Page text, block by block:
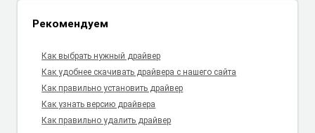
Рекомендуем
Как выбрать нужный драйвер
Как удобнее скачивать драйвера с нашего сайта
Как правильно установить драйвер
Как узнать версию драйвера
Как правильно удалить драйвер